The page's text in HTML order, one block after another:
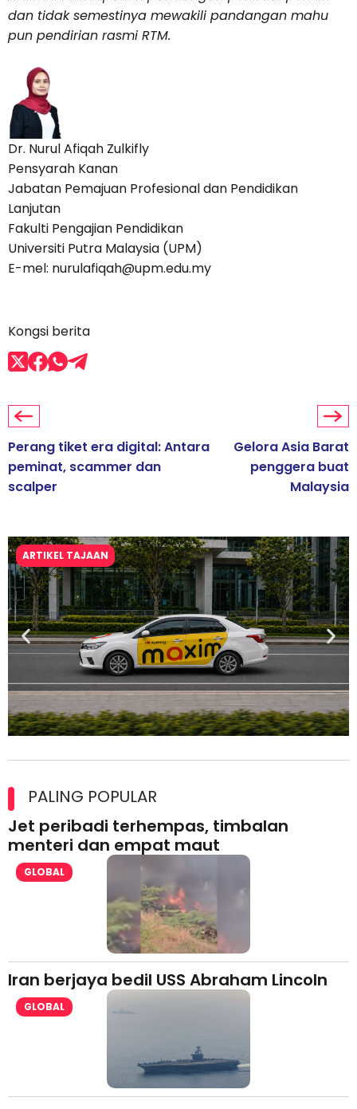
dan tidak semestinya mewakili pandangan mahu
pun pendirian rasmi RTM.
Dr. Nurul Afiqah Zulkifly
Pensyarah Kanan
Jabatan Pemajuan Profesional dan Pendidikan
Lanjutan
Fakulti Pengajian Pendidikan
Universiti Putra Malaysia (UPM)
E-mel: nurulafiqah@upm.edu.my
Kongsi berita
Perang tiket era digital: Antara
peminat, scammer dan
scalper
Gelora Asia Barat
penggera buat
Malaysia
ARTIKEL TAJAAN
lesen separuh pertama 2026
PALING POPULAR
Jet peribadi terhempas, timbalan
menteri dan empat maut
GLOBAL
Iran berjaya bedil USS Abraham Lincoln
GLOBAL